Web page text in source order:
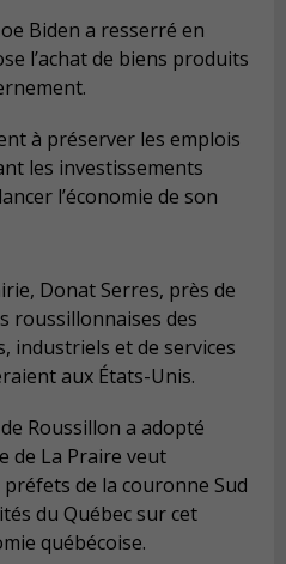
Biden a resserré en
l’achat de biens produits
à préserver les emplois
les investissements
l’économie de son
Donat Serres, près de
roussillonnaises des
industriels et de services
aux États-Unis.
Roussillon a adopté
de La Praire veut
de la couronne Sud
du Québec sur cet
québécoise.